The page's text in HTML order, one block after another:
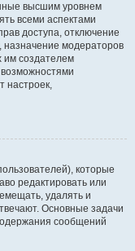
высшим уровнем
всеми аспектами
доступа, отключение
назначение модераторов
им создателем
настроек,
которые
редактировать или
удалять и
Основные задачи
сообщений